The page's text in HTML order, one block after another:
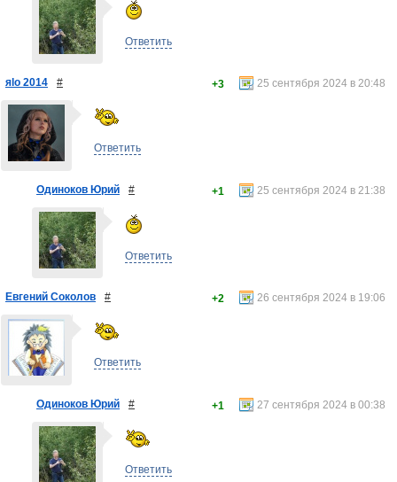
Ответить
яlo 2014 # 25 сентября 2024 в 20:48
+3
Ответить
Одиноков Юрий # 25 сентября 2024 в 21:38
+1
Ответить
Евгений Соколов # 26 сентября 2024 в 19:06
+2
Ответить
Одиноков Юрий # 27 сентября 2024 в 00:38
+1
Ответить